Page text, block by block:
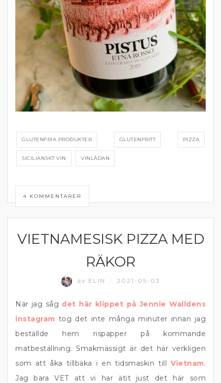
GLUTENFRIA PRODUKTER GLUTENFRITT PIZZA
SICILIANSKT VIN VINLÅDAN
4 KOMMENTARER
KOMFORTMAT
VIETNAMESISK PIZZA MED
RÄKOR
av ELIN 2021-05-03
När jag såg det här klippet på Jennie Walldens
instagram tog det inte många minuter innan jag
beställde hem rispapper på kommande
matbeställning. Smakmässigt är det här verkligen
som att åka tillbaka i en tidsmaskin till Vietnam.
Jag bara VET att vi har ätit just det här som